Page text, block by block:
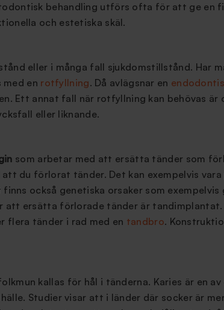
behandling utförs ofta för att ge en
och estetiska skäl.
eller i många fall sjukdomstillstånd. Har
en rotfyllning. Då avlägsnar en
Ett annat fall när rotfyllning kan behövas är
eller liknande.
som arbetar med att ersätta tänder som
du förlorat tänder. Det kan exempelvis vara
också genetiska orsaker som
att ersätta förlorade tänder är
flera tänder i rad med en tandbro.
kallas för hål i tänderna. Karies är en
Studier visar att i länder där socker är